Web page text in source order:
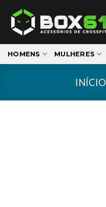
content
HOMENS MULHERES
INÍCIO